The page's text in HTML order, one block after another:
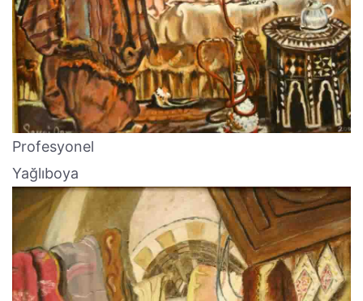
Profesyonel
Yağlıboya